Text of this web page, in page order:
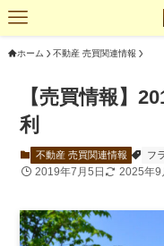
ホーム 不動産 売買関連情報
【売買情報】
利
不動産 売買関連情報 フ
2019年7月5日 2025年9